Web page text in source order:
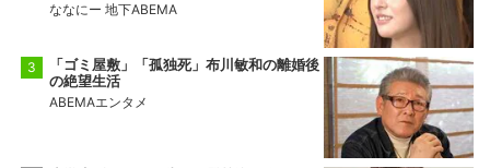
ななにー 地下ABEMA
「ゴミ屋敷」「孤独死」布川敏和の離婚後
の絶望生活
ABEMAエンタメ